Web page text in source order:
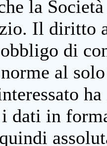
la
Il diritto
di
al
dati in